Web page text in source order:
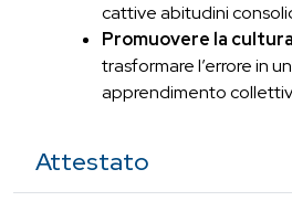
cattive abitudini
Promuovere la
trasformare l’errore in
apprendimento
Attestato